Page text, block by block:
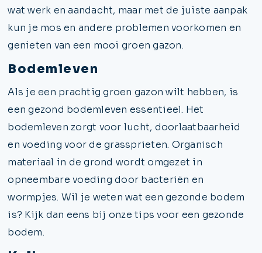
wat werk en aandacht, maar met de juiste aanpak
kun je mos en andere problemen voorkomen en
genieten van een mooi groen gazon.
Bodemleven
Als je een prachtig groen gazon wilt hebben, is
een gezond bodemleven essentieel. Het
bodemleven zorgt voor lucht, doorlaatbaarheid
en voeding voor de grassprieten. Organisch
materiaal in de grond wordt omgezet in
opneembare voeding door bacteriën en
wormpjes. Wil je weten wat een gezonde bodem
is? Kijk dan eens bij onze tips voor een gezonde
bodem.